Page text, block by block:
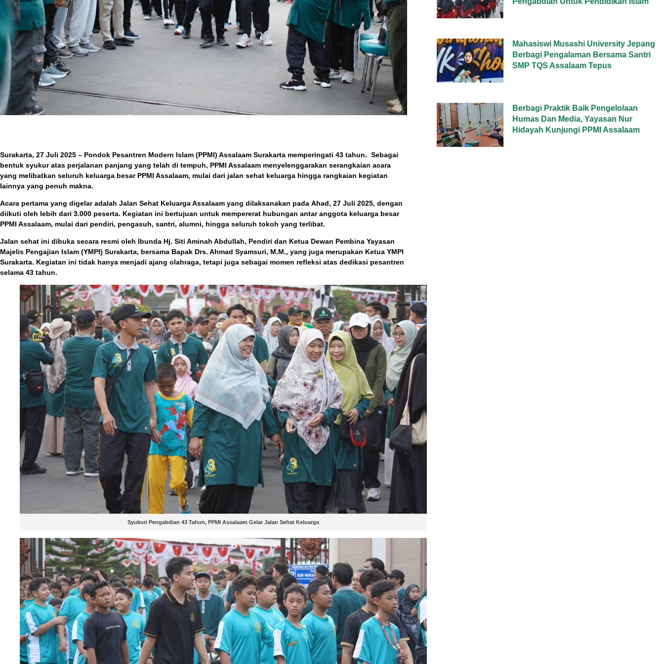
Surakarta, 27 Juli 2025 – Pondok Pesantren Modern Islam (PPMI) Assalaam Surakarta memperingati 43 tahun. Sebagai
bentuk syukur atas perjalanan panjang yang telah di tempuh, PPMI Assalaam menyelenggarakan serangkaian acara
yang melibatkan seluruh keluarga besar PPMI Assalaam, mulai dari jalan sehat keluarga hingga rangkaian kegiatan
lainnya yang penuh makna.
Acara pertama yang digelar adalah Jalan Sehat Keluarga Assalaam yang dilaksanakan pada Ahad, 27 Juli 2025, dengan
diikuti oleh lebih dari 3.000 peserta. Kegiatan ini bertujuan untuk mempererat hubungan antar anggota keluarga besar
PPMI Assalaam, mulai dari pendiri, pengasuh, santri, alumni, hingga seluruh tokoh yang terlibat.
Jalan sehat ini dibuka secara resmi oleh Ibunda Hj. Siti Aminah Abdullah, Pendiri dan Ketua Dewan Pembina Yayasan
Majelis Pengajian Islam (YMPI) Surakarta, bersama Bapak Drs. Ahmad Syamsuri, M.M., yang juga merupakan Ketua YMPI
Surakarta. Kegiatan ini tidak hanya menjadi ajang olahraga, tetapi juga sebagai momen refleksi atas dedikasi pesantren
selama 43 tahun.
Syukuri Pengabdian 43 Tahun, PPMI Assalaam Gelar Jalan Sehat Keluarga
Mahasiswi Musashi University Jepang
Berbagi Pengalaman Bersama Santri
SMP TQS Assalaam Tepus
Berbagi Praktik Baik Pengelolaan
Humas Dan Media, Yayasan Nur
Hidayah Kunjungi PPMI Assalaam